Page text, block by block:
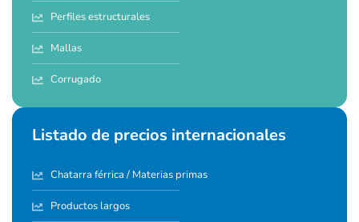
Perfiles estructurales
Mallas
Corrugado
Listado de precios internacionales
Chatarra férrica / Materias primas
Productos largos